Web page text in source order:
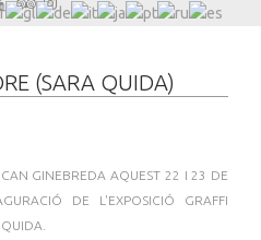
(SARA QUIDA)
GINEBREDA AQUEST 22 I 23 DE
DE L'EXPOSICIÓ GRAFFI